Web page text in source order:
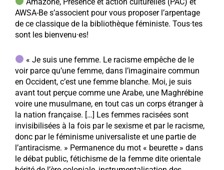
AWSA-Be s’associent pour vous proposer l’arpentage
de ce classique de la bibliothèque féministe. Tous·tes
sont les bienvenu·es!
« Je suis une femme. Le racisme empêche de le
voir parce qu’une femme, dans l’imaginaire commun
en Occident, c’est une femme blanche. Moi, je suis
avant tout perçue comme une Arabe, une Maghrébine
voire une musulmane, en tout cas un corps étranger à
la nation française. […] Les femmes racisées sont
invisibilisées à la fois par le sexisme et par le racisme,
donc par le féminisme universaliste et une partie de
l’antiracisme. » Permanence du mot « beurette » dans
le débat public, fétichisme de la femme dite orientale